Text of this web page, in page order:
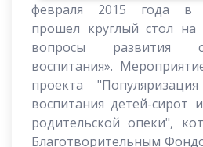
февраля 2015 года в
прошел круглый стол на
вопросы развития
воспитания».
проекта
воспитания детей-сирот
родительской опеки",
Благотворительным